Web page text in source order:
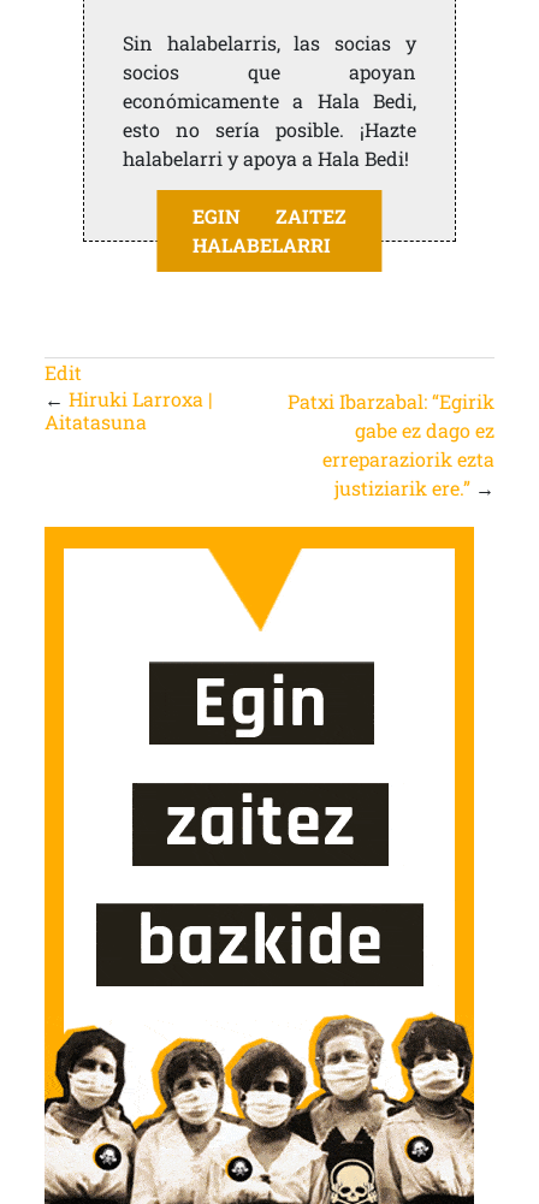
Sin halabelarris, las socias y
socios que apoyan
económicamente a Hala Bedi,
esto no sería posible. ¡Hazte
halabelarri y apoya a Hala Bedi!
EGIN ZAITEZ
HALABELARRI
Edit
← Hiruki Larroxa |
Aitatasuna
Patxi Ibarzabal: “Egirik
gabe ez dago ez
erreparaziorik ezta
justiziarik ere.” →